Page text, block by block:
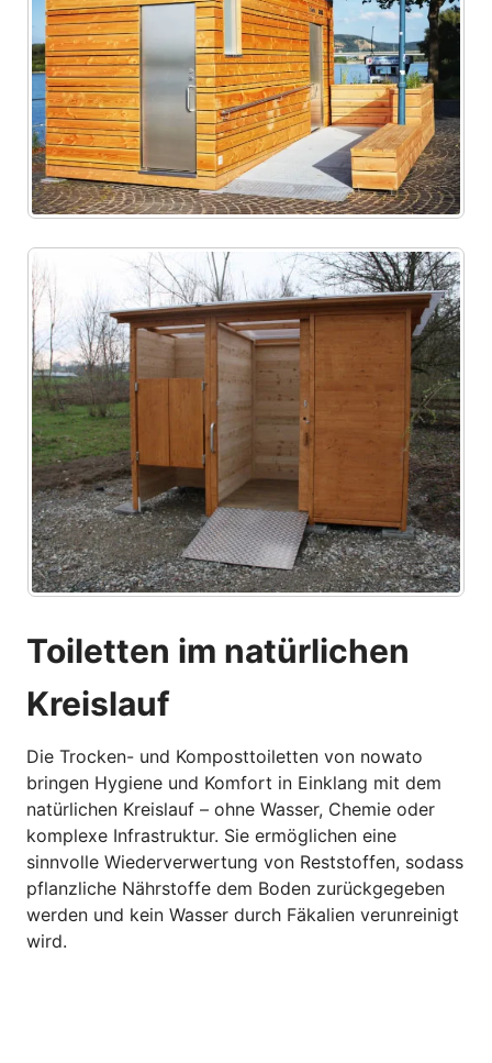
Toiletten im natürlichen
Kreislauf
Die Trocken- und Komposttoiletten von nowato
bringen Hygiene und Komfort in Einklang mit dem
natürlichen Kreislauf – ohne Wasser, Chemie oder
komplexe Infrastruktur. Sie ermöglichen eine
sinnvolle Wiederverwertung von Reststoffen, sodass
pflanzliche Nährstoffe dem Boden zurückgegeben
werden und kein Wasser durch Fäkalien verunreinigt
wird.